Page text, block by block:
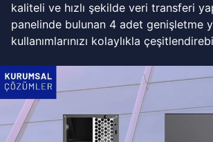
kaliteli ve hızlı şekilde veri transferi
panelinde bulunan 4 adet genişletme
kullanımlarınızı kolaylıkla